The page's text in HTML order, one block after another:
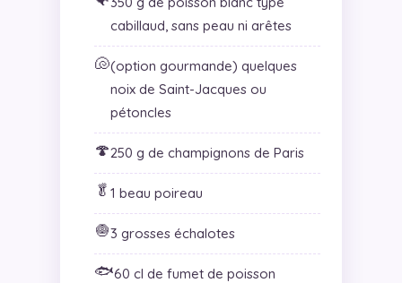
cabillaud, sans peau ni arêtes
🐚(option gourmande) quelques
noix de Saint-Jacques ou
pétoncles
🍄250 g de champignons de Paris
🥬 1 beau poireau
🧅3 grosses échalotes
🐟60 cl de fumet de poisson